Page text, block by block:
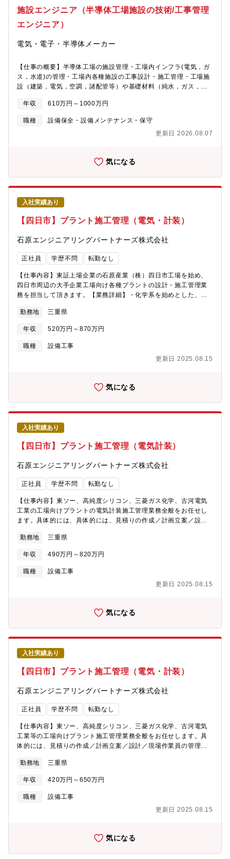
施設エンジニア（半導体工場施設の技術/工事管理
エンジニア）
電気・電子・半導体メーカー
【仕事の概要】半導体工場の施設管理・工場内インフラ(電気，ガ
ス，水道)の管理・工場内各種施設の工事設計・施工管理・工場施
設（建築，電気，空調，諸配管等）や基礎材料（純水，ガス，薬
年収
610万円～1000万円
職種
設備保全・設備メンテナンス・保守
更新日 2026.08.07
気になる
入社実績あり
【四日市】プラント施工管理（電気・計装）
石原エンジニアリングパートナーズ株式会社
正社員 学歴不問 転勤なし
【仕事内容】東証上場企業の石原産業（株）四日市工場を始め、
四日市周辺の大手企業工場向け各種プラントの設計・施工管理業
務を担当して頂きます。【業務詳細】・化学系を始めとした、各
社の方々が働く現場管理（安全・品質・工程管理）が主となりま
す。・営業活動のサポートとして見積作成業務があります。・発
注者・協力会社との調整業務があります。【仕事の特徴】◇業務
の約9割が四日市で、転勤はありません◇工期は1週間～6ヶ月とな
現地に事務所がある場合は、原則直行直帰となります。本社より
◇年間休日124日（土日祝休み）◇直行直帰OKで柔軟な働き方◇
転勤なし◇車通勤可（駐車場完備）【充実の資格支援制度】資格
受験料の支給、受験のための講習会費用も負担します。また不定
期ですが、部署での勉強会も開催しており、スキルアップが目指
せます。※試験日は休日の場合、振替出勤として振休を取得頂き
ます。【組織構成】電気計装部には、15名（本部長、副本部長、
部長、副部長、グループリーダー、マネージャー、主任、スタッ
フ8名）が在籍しています。【当社の特徴】◇2012年1月に石原化
工建設株式会社から分割し、技術やノウハウを持ちながら新会社
として立ち上がりました。工場の自家発設備の計画、設計、建
設、保守、操業に関わる全てのサービスを提供しております。◇
経験と実績が買われ、三重県下の建設業では10年以上連続で完工
高トップクラスです。◇親会社である石原産業株式会社（東証プ
ライム上場）の工場メンテナンスや新設の安定した売上が約70％
となっています。また四日市（本社）近辺の化学系コンビナート
拡大に向けた新規受注へのバランスがよく、安定的に事業を拡大
勤務地 三重県
年収 520万円～870万円
職種
設備工事
更新日 2025.08.15
気になる
入社実績あり
【四日市】プラント施工管理（電気計装）
石原エンジニアリングパートナーズ株式会社
正社員 学歴不問 転勤なし
【仕事内容】東ソー、高純度シリコン、三菱ガス化学、古河電気
工業の工場向けプラントの電気計装施工管理業務全般をお任せし
ます。具体的には、具体的には、見積りの作成／計画立案／設計
徴】◇業務の約9割が四日市で、転勤はありません。◇工期は1週
間～6ヶ月となっています。◇現場とデスクワークの割合は、6：4
程度です。◇現地に事務所がある場合は、原則直行直帰となりま
す。本社より近い現場の場合は社内にて業務となります。【働き
軟な働き方◇転勤なし◇車通勤可（駐車場完備）【充実の資格支
す。また不定期ですが、部署での勉強会も開催しており、スキル
アップが目指せます。【組織構成】電気計装部には、19名（本部
長、副本部長、部長、グループリ ーダー、マネージャー、主任、
スタッフ12名）が在籍しています。【当社の特徴】◇2012年1月
に石原化工建設株式会社から分割し、技術やノウハウを持ちなが
ら新会社として立ち上がりました。工場の自家発設備の計画、設
計、建設、保守、操業に関わる全てのサービスを提供しておりま
す。◇豊富な経験と実績が買われ、三重県下の建設業では10年以
上連続で完工高トップクラスです。◇親会社である石原産業株式
会社（東証プライム上場）の工場メンテナンスや新設の安定した
売上が約70％となっています。また四日市（本社）近辺の化学系
コンビナートからの民間工事の売上が約30％です。安定した売上
基盤と、売上拡大に向けた新規受注へのバランスがよく、安定的
に事業を拡大してきました。
勤務地 三重県
年収 490万円～820万円
職種
設備工事
更新日 2025.08.15
気になる
入社実績あり
【四日市】プラント施工管理（電気・計装）
石原エンジニアリングパートナーズ株式会社
正社員 学歴不問 転勤なし
【仕事内容】東ソー、高純度シリコン、三菱ガス化学、古河電気
工業等の工場向けプラント施工管理業務全般をお任せします。具
体的には、見積りの作成／計画立案／設計／現場作業員の管理／
日市で、転勤はありません◇工期は1週間～6ヶ月となっていま
す。◇現場とデスクワークの割合は、6：4程度です。◇現地に事
務所がある場合は、原則直行直帰となります。本社より近い現場
の場合は社内にて業務となります。【働きやすい環境】◇年間休
◇車通勤可（無料駐車場完備）【充実の資格支援制度】資格受験
すが、部署での勉強会も開催しており、スキルアップが目指せま
す。【組織構成】電気計装部には、19名（本部長、副本部長、部
長、グループリ ーダー、マネージャー、主任、スタッフ12名）が
勤務地 三重県
年収 420万円～650万円
職種
設備工事
更新日 2025.08.15
気になる